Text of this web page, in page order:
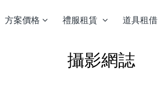
方案價格 禮服租賃 道具租借
攝影網誌